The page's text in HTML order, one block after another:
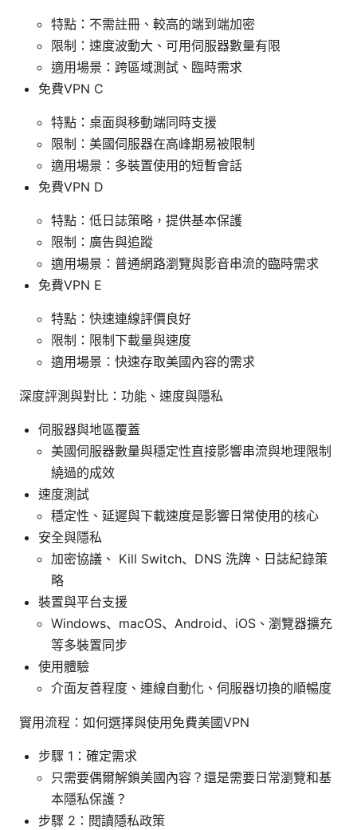
特點：不需註冊、較高的端到端加密
限制：速度波動大、可用伺服器數量有限
適用場景：跨區域測試、臨時需求
免費VPN C
特點：桌面與移動端同時支援
限制：美國伺服器在高峰期易被限制
適用場景：多裝置使用的短暫會話
免費VPN D
特點：低日誌策略，提供基本保護
限制：廣告與追蹤
適用場景：普通網路瀏覽與影音串流的臨時需求
免費VPN E
特點：快速連線評價良好
限制：限制下載量與速度
適用場景：快速存取美國內容的需求
深度評測與對比：功能、速度與隱私
伺服器與地區覆蓋
美國伺服器數量與穩定性直接影響串流與地理限制
繞過的成效
速度測試
穩定性、延遲與下載速度是影響日常使用的核心
安全與隱私
加密協議、 Kill Switch、DNS 洗牌、日誌紀錄策
略
裝置與平台支援
Windows、macOS、Android、iOS、瀏覽器擴充
等多裝置同步
使用體驗
介面友善程度、連線自動化、伺服器切換的順暢度
實用流程：如何選擇與使用免費美國VPN
步驟 1：確定需求
只需要偶爾解鎖美國內容？還是需要日常瀏覽和基
本隱私保護？
步驟 2：閱讀隱私政策